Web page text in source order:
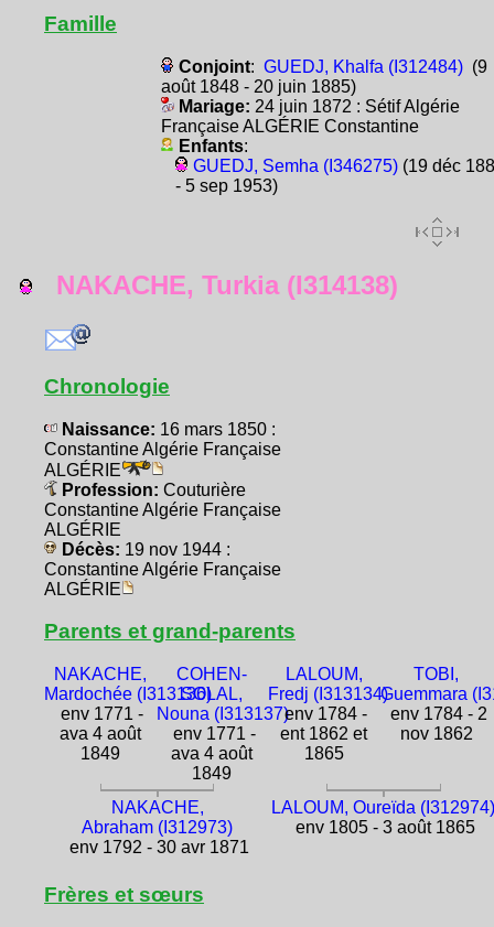
Famille
Conjoint: GUEDJ, Khalfa (I312484)(9
août 1848 - 20 juin 1885)
Mariage: 24 juin 1872 : Sétif Algérie
Française ALGÉRIE Constantine
Enfants:
GUEDJ, Semha (I346275)(19 déc
- 5 sep 1953)
NAKACHE, Turkia (I314138)
Chronologie
Naissance: 16 mars 1850 :
Constantine Algérie Française
ALGÉRIE
Profession: Couturière
Constantine Algérie Française
ALGÉRIE
Décès: 19 nov 1944 :
Constantine Algérie Française
ALGÉRIE
Parents et grand-parents
NAKACHE,
Mardochée (I313136)
env 1771 -
ava 4 août
1849
COHEN-
SOLAL,
Nouna (I313137)
env 1771 -
ava 4 août
1849
LALOUM,
Fredj (I313134)
env 1784 -
ent 1862 et
1865
TOBI,
Guemmara
env 1784 - 2
nov 1862
NAKACHE,
Abraham (I312973)
env 1792 - 30 avr 1871
LALOUM, Oureïda
env 1805 - 3 août 1865
Frères et sœurs